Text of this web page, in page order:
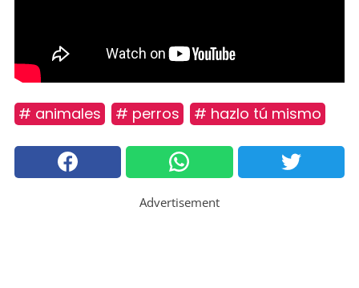
# animales # perros # hazlo tú mismo
Advertisement